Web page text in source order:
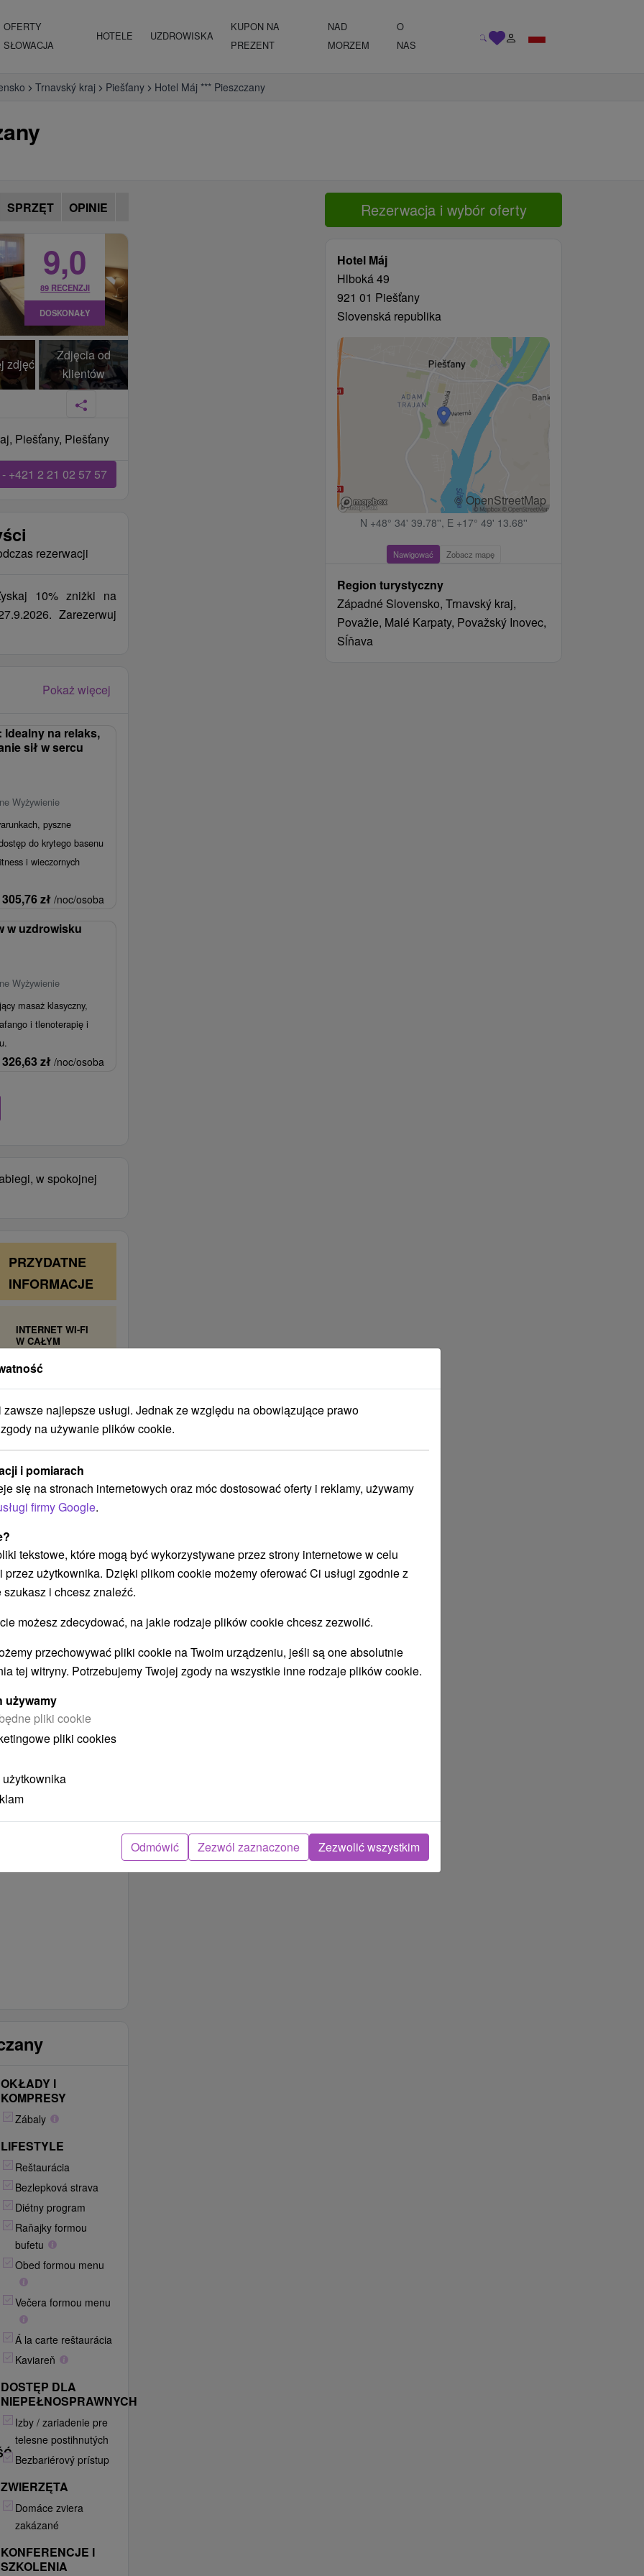
OFERTY
SŁOWACJA
HOTELE UZDROWISKA
KUPON NA
PREZENT
NAD
MORZEM
O
NAS
Trnavský kraj Piešťany Hotel Máj *** Pieszczany
Rezerwacja i wybór oferty
Hotel Máj
Hlboká 49
921 01 Piešťany
Slovenská republika
© OpenStreetMap
N +48° 34' 39.78'', E +17° 49' 13.68''
Nawigować Zobacz mapę
Region turystyczny
Západné Slovensko, Trnavský kraj,
Považie, Malé Karpaty, Považský Inovec,
Sĺňava
SPRZĘT OPINIE
zdjęć
Zdjęcia od
klientów
9,0
89 RECENZJI
DOSKONAŁY
Piešťany, Piešťany
+421 2 21 02 57 57
rezerwacji
10% zniżki na
Zarezerwuj
Pokaż więcej
na relaks,
sił w sercu
Wyżywienie
pyszne
do krytego basenu
i wieczornych
305,76zł /noc/osoba
w uzdrowisku
Wyżywienie
masaż klasyczny,
i tlenoterapię i
326,63zł /noc/osoba
w spokojnej
PRZYDATNE
INFORMACJE
INTERNET WI-FI
W CAŁYM
OBIEKCIE
INTERNET
Pri akciových
pobytoch.
ZAKAZ NA
DOMOWE
ZWIERZĘTA
UDOGODNIENIA
DLA
NIEPEŁNOSPRAWNYCH
PARKING
1. Bezplatné
parkovisku hotela,
2. uzamykateľné
parkovacie miesto,
3. privátne
parkovanie v dvore
REZERWACJA
I
WYBÓR
OFERTY
OKŁADY I
KOMPRESY
Zábaly
LIFESTYLE
Reštaurácia
Bezlepková strava
Diétny program
Raňajky formou
bufetu
Obed formou menu
Večera formou menu
Á la carte reštaurácia
Kaviareň
DOSTĘP DLA
NIEPEŁNOSPRAWNYCH
Izby / zariadenie pre
telesne postihnutých
Bezbariérový prístup
ZWIERZĘTA
Domáce zviera
zakázané
KONFERENCJE I
SZKOLENIA
najlepsze usługi. Jednak ze względu na obowiązujące prawo
na używanie plików cookie.
i pomiarach
się na stronach internetowych oraz móc dostosować oferty i reklamy, używamy
firmy Google.
tekstowe, które mogą być wykorzystywane przez strony internetowe w celu
przez użytkownika. Dzięki plikom cookie możemy oferować Ci usługi zgodnie z
i chcesz znaleźć.
możesz zdecydować, na jakie rodzaje plików cookie chcesz zezwolić.
przechowywać pliki cookie na Twoim urządzeniu, jeśli są one absolutnie
tej witryny. Potrzebujemy Twojej zgody na wszystkie inne rodzaje plików cookie.
używamy
pliki cookie
pliki cookies
Odmówić Zezwól zaznaczone Zezwolić wszystkim